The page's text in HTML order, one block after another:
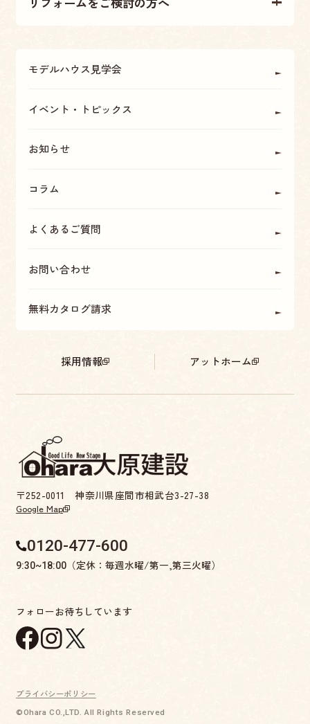
不動産情報
モデルハウス見学会
イベント・トピックス
お知らせ
コラム
よくあるご質問
お問い合わせ
無料カタログ請求
採用情報 アットホーム
〒252-0011 神奈川県座間市相武台3-27-38
Google Map
0120-477-600
9:30~18:00（定休：毎週水曜/第一,第三火曜）
フォローお待ちしています
プライバシーポリシー
©Ohara CO.,LTD. All Rights Reserved